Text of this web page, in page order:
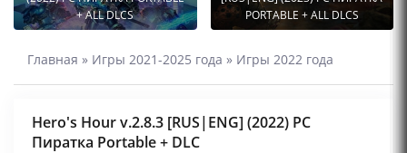
+ ALL DLCS
PORTABLE + ALL DLCS
Главная » Игры 2021-2025 года » Игры 2022 года
Hero's Hour v.2.8.3 [RUS|ENG] (2022) PC
Пиратка Portable + DLC